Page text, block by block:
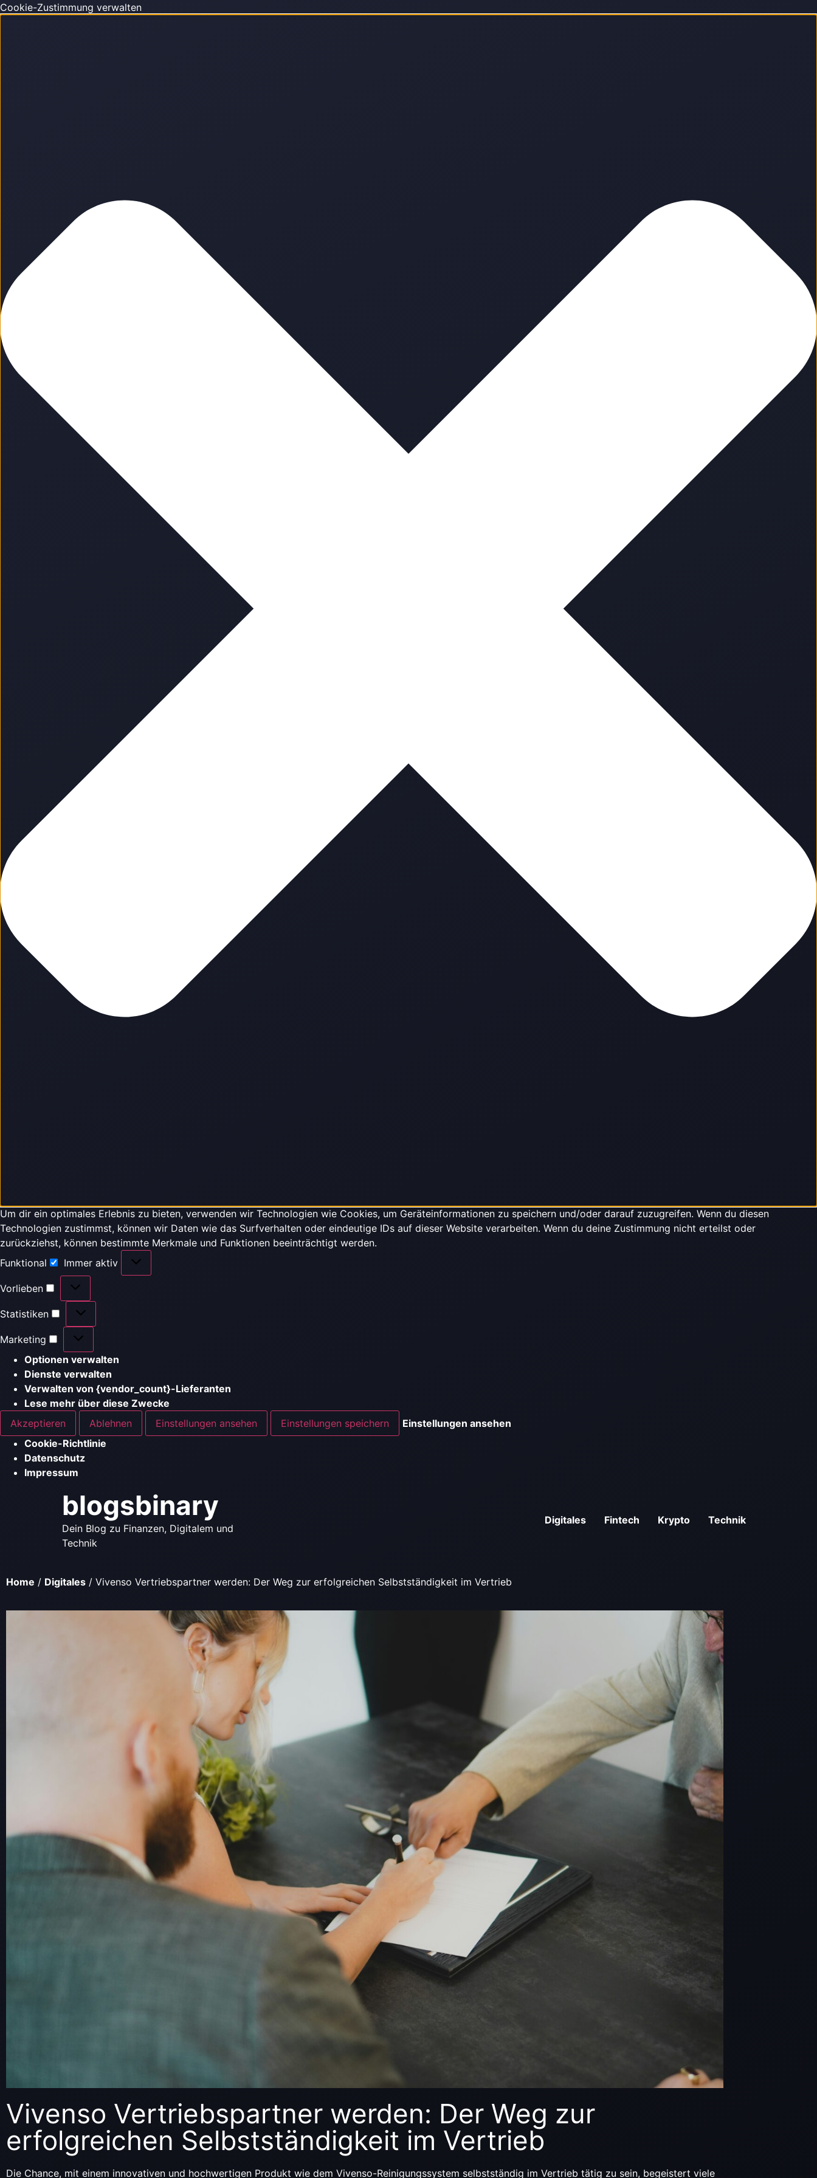
Cookie-Zustimmung verwalten
Um dir ein optimales Erlebnis zu bieten, verwenden wir Technologien wie Cookies, um Geräteinformationen zu speichern und/oder darauf zuzugreifen. Wenn du diesen
Technologien zustimmst, können wir Daten wie das Surfverhalten oder eindeutige IDs auf dieser Website verarbeiten. Wenn du deine Zustimmung nicht erteilst oder
zurückziehst, können bestimmte Merkmale und Funktionen beeinträchtigt werden.
Funktional
Immer aktiv
Vorlieben
Statistiken
Marketing
Optionen verwalten
Dienste verwalten
Verwalten von {vendor_count}-Lieferanten
Lese mehr über diese Zwecke
Akzeptieren
Ablehnen Einstellungen ansehen Einstellungen speichern
Einstellungen ansehen
Cookie-Richtlinie
Datenschutz
Impressum
blogsbinary
Dein Blog zu Finanzen, Digitalem und
Technik
Digitales Fintech Krypto Technik
Home / Digitales / Vivenso Vertriebspartner werden: Der Weg zur erfolgreichen Selbstständigkeit im Vertrieb
Vivenso Vertriebspartner werden: Der Weg zur
erfolgreichen Selbstständigkeit im Vertrieb
Die Chance, mit einem innovativen und hochwertigen Produkt wie dem Vivenso-Reinigungssystem selbstständig im Vertrieb tätig zu sein, begeistert viele